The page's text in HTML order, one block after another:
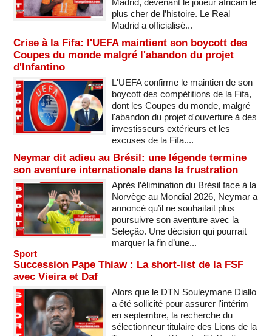
plus cher de l’histoire. Le Real
Madrid a officialisé...
Crise à la Fifa: l'UEFA maintient son boycott des
Coupes du monde malgré l'abandon du projet
d'Infantino
L'UEFA confirme le maintien de son
boycott des compétitions de la Fifa,
dont les Coupes du monde, malgré
l'abandon du projet d'ouverture à des
investisseurs extérieurs et les
excuses de la Fifa....
Neymar dit adieu au Brésil: une légende termine
son aventure internationale dans la frustration
Après l’élimination du Brésil face à la
Norvège au Mondial 2026, Neymar a
annoncé qu’il ne souhaitait plus
poursuivre son aventure avec la
Seleção. Une décision qui pourrait
marquer la fin d’une...
Sport
Succession Pape Thiaw : La short-list de la FSF
avec Vieira et Daf
Alors que le DTN Souleymane Diallo
a été sollicité pour assurer l'intérim
en septembre, la recherche du
sélectionneur titulaire des Lions de la